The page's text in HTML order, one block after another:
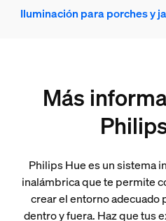
Iluminación para porches y
Más
Philips Hue es un sistema
inalámbrica que te permite
crear el entorno adecuado
dentro y fuera. Haz que tus